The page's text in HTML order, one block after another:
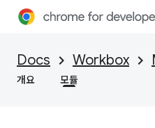
Docs Workbox
개요 모듈